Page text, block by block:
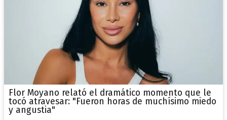
Flor Moyano relató el dramático momento que le
tocó atravesar: "Fueron horas de muchísimo miedo
y angustia"